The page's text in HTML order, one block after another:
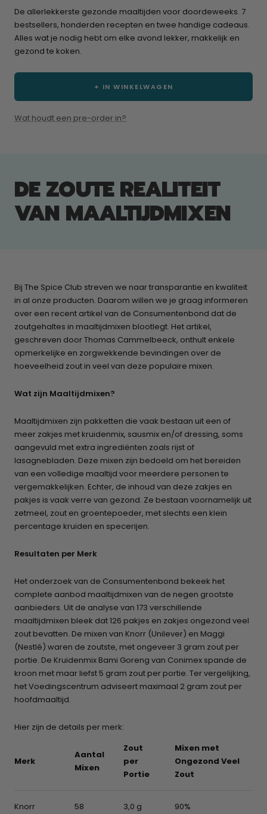
De allerlekkerste gezonde maaltijden voor doordeweeks. 7
bestsellers, honderden recepten en twee handige cadeaus.
Alles wat je nodig hebt om elke avond lekker, makkelijk en
gezond te koken.
+ IN WINKELWAGEN
Wat houdt een pre-order in?
DE ZOUTE REALITEIT
VAN MAALTIJDMIXEN
Bij The Spice Club streven we naar transparantie en kwaliteit
in al onze producten. Daarom willen we je graag informeren
over een recent artikel van de Consumentenbond dat de
zoutgehaltes in maaltijdmixen blootlegt. Het artikel,
geschreven door Thomas Cammelbeeck, onthult enkele
opmerkelijke en zorgwekkende bevindingen over de
hoeveelheid zout in veel van deze populaire mixen.
Wat zijn Maaltijdmixen?
Maaltijdmixen zijn pakketten die vaak bestaan uit een of
meer zakjes met kruidenmix, sausmix en/of dressing, soms
aangevuld met extra ingrediënten zoals rijst of
lasagnebladen. Deze mixen zijn bedoeld om het bereiden
van een volledige maaltijd voor meerdere personen te
vergemakkelijken. Echter, de inhoud van deze zakjes en
pakjes is vaak verre van gezond. Ze bestaan voornamelijk uit
zetmeel, zout en groentepoeder, met slechts een klein
percentage kruiden en specerijen.
Resultaten per Merk
Het onderzoek van de Consumentenbond bekeek het
complete aanbod maaltijdmixen van de negen grootste
aanbieders. Uit de analyse van 173 verschillende
maaltijdmixen bleek dat 126 pakjes en zakjes ongezond veel
zout bevatten. De mixen van Knorr (Unilever) en Maggi
(Nestlé) waren de zoutste, met ongeveer 3 gram zout per
portie. De Kruidenmix Bami Goreng van Conimex spande de
kroon met maar liefst 5 gram zout per portie. Ter vergelijking,
het Voedingscentrum adviseert maximaal 2 gram zout per
hoofdmaaltijd.
Hier zijn de details per merk:
Merk
Aantal
Mixen
Zout
per
Portie
Mixen met
Ongezond Veel
Zout
Knorr 58 3,0 g
90%